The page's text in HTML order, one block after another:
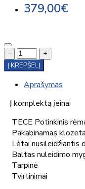
379,00€
-
+
Į KREPŠELĮ
Aprašymas
Į komplektą įeina:
TECE Potinkinis
Pakabinamas
Lėtai nusileidžiantis
Baltas nuleidimo
Tarpinė
Tvirtinimai